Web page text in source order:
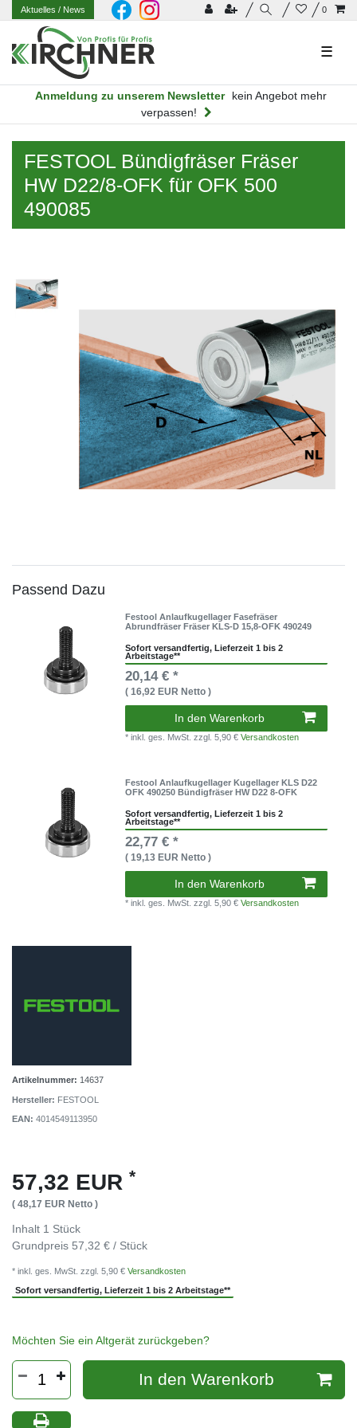
0
Aktuelles/ News
☰
Anmeldung zu unserem Newsletter
kein Angebot mehr
verpassen!
FESTOOL Bündigfräser Fräser
HW D22/8-OFK für OFK 500
490085
Passend Dazu
Festool Anlaufkugellager Fasefräser
Abrundfräser Fräser KLS-D 15,8-OFK 490249
Sofort versandfertig, Lieferzeit 1 bis 2
Arbeitstage**
20,14 € *
( 16,92 EUR Netto )
In den Warenkorb
* inkl. ges. MwSt.zzgl. 5,90 €Versandkosten
Festool Anlaufkugellager Kugellager KLS D22
OFK 490250 Bündigfräser HW D22 8-OFK
Sofort versandfertig, Lieferzeit 1 bis 2
Arbeitstage**
22,77 € *
( 19,13 EUR Netto )
In den Warenkorb
* inkl. ges. MwSt.zzgl. 5,90 €Versandkosten
Artikelnummer: 14637
Hersteller: FESTOOL
EAN: 4014549113950
57,32 EUR *
( 48,17 EUR Netto )
Inhalt 1 Stück
Grundpreis 57,32 € / Stück
* inkl. ges. MwSt. zzgl. 5,90 € Versandkosten
Sofort versandfertig, Lieferzeit 1 bis 2 Arbeitstage**
Möchten Sie ein Altgerät zurückgeben?
In den Warenkorb